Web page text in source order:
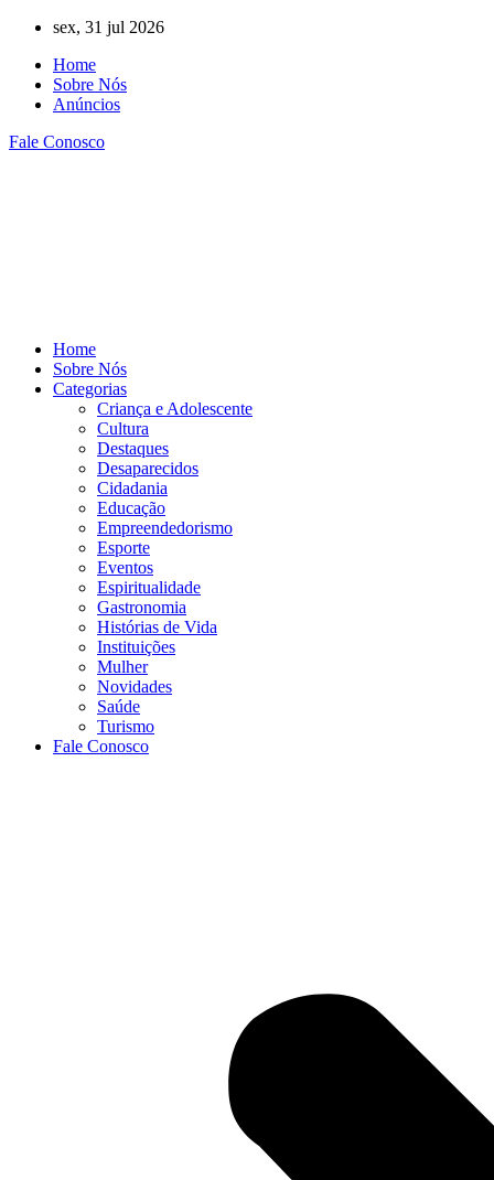
conteúdo
sex, 31 jul 2026
Home
Sobre Nós
Anúncios
Fale Conosco
Home
Sobre Nós
Categorias
Criança e Adolescente
Cultura
Destaques
Desaparecidos
Cidadania
Educação
Empreendedorismo
Esporte
Eventos
Espiritualidade
Gastronomia
Histórias de Vida
Instituições
Mulher
Novidades
Saúde
Turismo
Fale Conosco